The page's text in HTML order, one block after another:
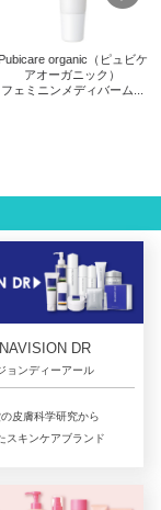
Pubicare organic（ピュビケ
アオーガニック）
フェミニンメディバーム...
NAVISION DR
ョンディーアール
皮膚科学研究から
スキンケアブランド